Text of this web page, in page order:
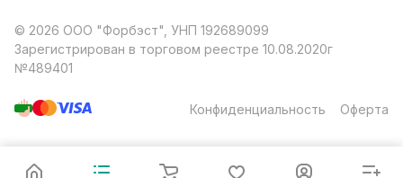
© 2026 ООО "Форбэст", УНП 192689099
Зарегистрирован в торговом реестре 10.08.2020г
№489401
Конфиденциальность Оферта